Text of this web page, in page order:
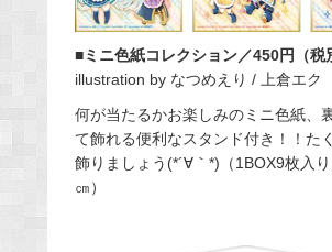
■ミニ色紙コレクション／450円（税
illustration by なつめえり / 上倉エク
何が当たるかお楽しみのミニ色紙、
て飾れる便利なスタンド付き！！た
飾りましょう(*´∀｀*)（1BOX9枚入
㎝）